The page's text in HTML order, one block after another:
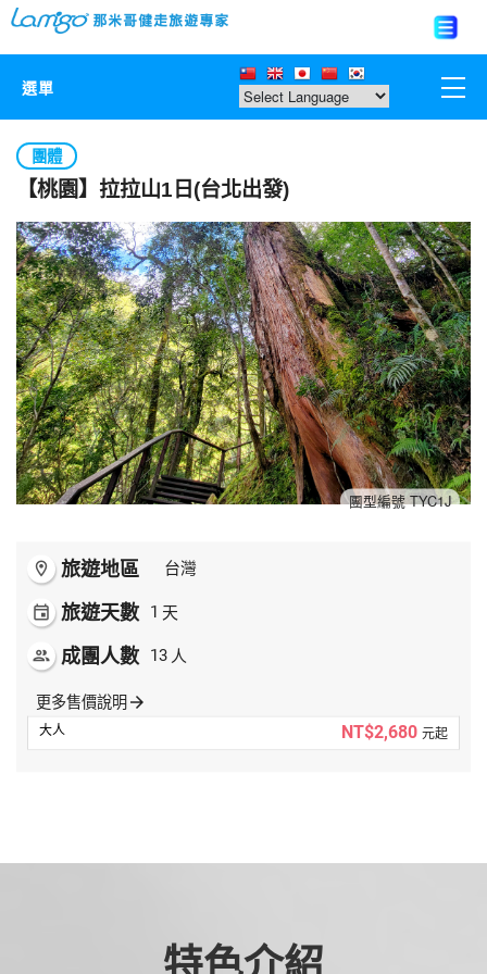
選單
那米哥莊園
中國
日本
亞洲韓國
歐美紐澳
台灣
夯講座
自由行
團體
【桃園】拉拉山1日(台北出發)
團型編號 TYC1J
room 旅遊地區 台灣
event 旅遊天數 1 天
people 成團人數 13 人
更多售價說明arrow_forward
NT$2,680 元起
特色介紹